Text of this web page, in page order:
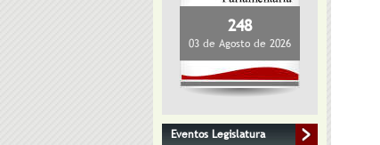
248
03 de Agosto de 2026
Eventos Legislatura